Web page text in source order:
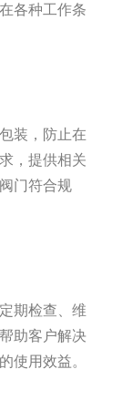
各种工作条
装，防止在
，提供相关
门符合规
期检查、维
助客户解决
使用效益。